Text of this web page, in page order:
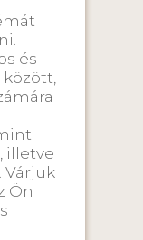
és
illetve
Várjuk
Ön